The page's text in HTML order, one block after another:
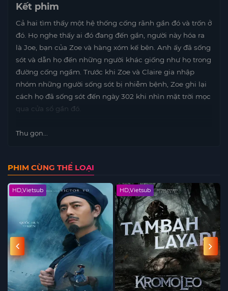
Kết phim
Cả hai tìm thấy một hệ thống cống rãnh gần đó và trốn ở
đó. Họ nghe thấy ai đó đang đến gần, người này hóa ra
là Joe, bạn của Zoe và hàng xóm kế bên. Anh ấy đã sống
sót và dẫn họ đến những người khác giống như họ trong
đường cống ngầm. Trước khi Zoe và Claire gia nhập
nhóm những người sống sót bị nhiễm bệnh, Zoe ghi lại
cách họ đã sống sót đến ngày 302 khi nhìn mặt trời mọc
qua cửa sổ gần đó.
Thu gọn...
PHIM CÙNG THỂ LOẠI
HD,Vietsub HD,Vietsub